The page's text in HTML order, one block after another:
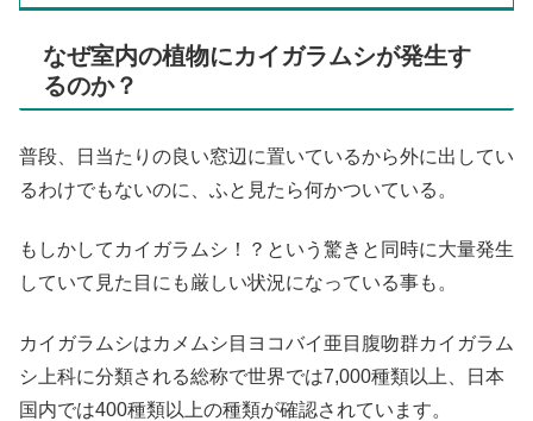
なぜ室内の植物にカイガラムシが発生す
るのか？
普段、日当たりの良い窓辺に置いているから外に出してい
るわけでもないのに、ふと見たら何かついている。
もしかしてカイガラムシ！？という驚きと同時に大量発生
していて見た目にも厳しい状況になっている事も。
カイガラムシはカメムシ目ヨコバイ亜目腹吻群カイガラム
シ上科に分類される総称で世界では7,000種類以上、日本
国内では400種類以上の種類が確認されています。